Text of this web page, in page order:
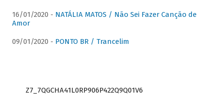
16/01/2020 - NATÁLIA MATOS / Não Sei Fazer Canção de
Amor
09/01/2020 - PONTO BR / Trancelim
Z7_7QGCHA41L0RP906P422Q9Q01V6